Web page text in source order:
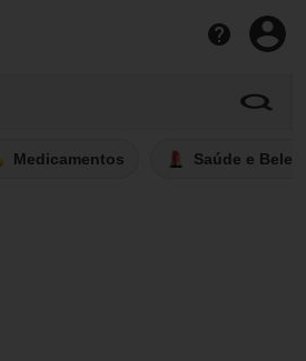
Medicamentos Saúde e